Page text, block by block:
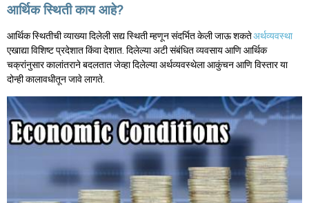
आर्थिक स्थिती काय आहे?
आर्थिक स्थितीची व्याख्या दिलेली सद्य स्थिती म्हणून संदर्भित केली जाऊ शकतेअर्थव्यवस्था
एखाद्या विशिष्ट प्रदेशात किंवा देशात. दिलेल्या अटी संबंधित व्यवसाय आणि आर्थिक
चक्रांनुसार कालांतराने बदलतात जेव्हा दिलेल्या अर्थव्यवस्थेला आकुंचन आणि विस्तार या
दोन्ही कालावधीतून जावे लागते.